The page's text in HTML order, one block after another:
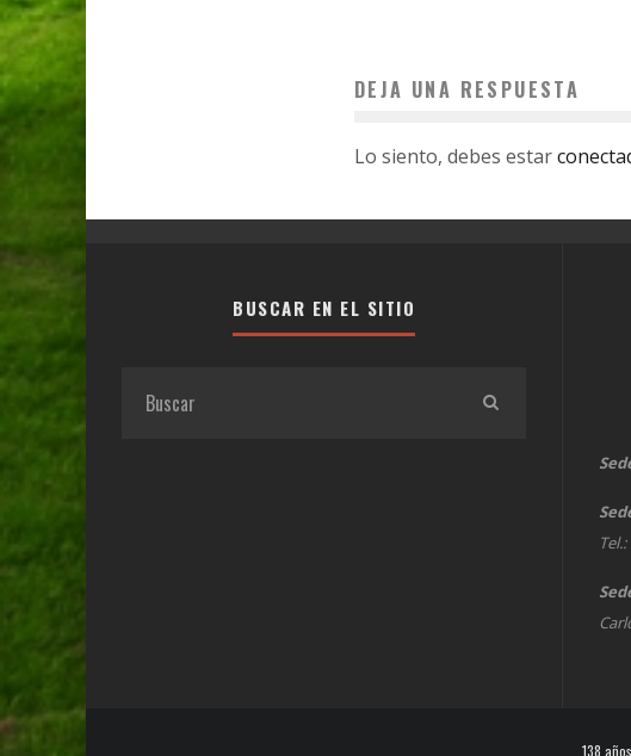
DEJA UNA RESPUESTA
Lo siento, debes estar
BUSCAR EN EL SITIO
138